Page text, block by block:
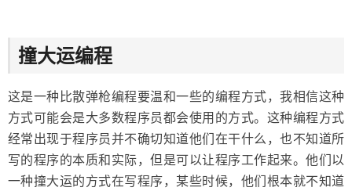
撞大运编程
这是一种比散弹枪编程要温和一些的编程方式，我相信这种
方式可能会是大多数程序员都会使用的方式。这种编程方式
经常出现于程序员并不确切知道他们在干什么，也不知道所
写的程序的本质和实际，但是可以让程序工作起来。他们以
一种撞大运的方式在写程序，某些时候，他们根本就不知道